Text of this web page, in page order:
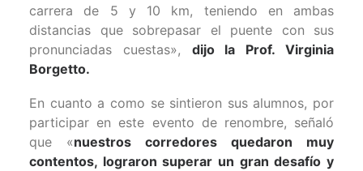
carrera de 5 y 10 km, teniendo en ambas
distancias que sobrepasar el puente con sus
pronunciadas cuestas», dijo la Prof. Virginia
Borgetto.
En cuanto a como se sintieron sus alumnos, por
participar en este evento de renombre, señaló
que «nuestros corredores quedaron muy
contentos, lograron superar un gran desafío y